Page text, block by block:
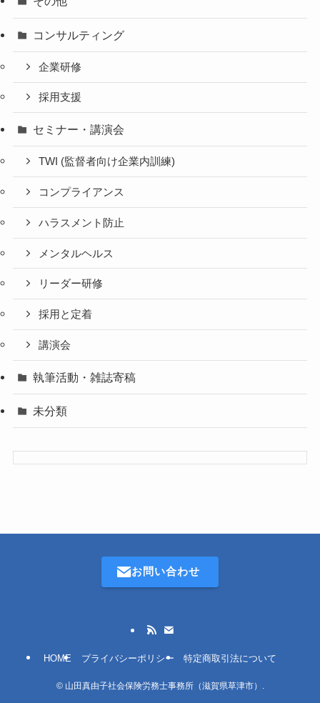
コンサルティング
企業研修
採用支援
セミナー・講演会
TWI (監督者向け企業内訓練)
コンプライアンス
ハラスメント防止
メンタルヘルス
リーダー研修
採用と定着
講演会
執筆活動・雑誌寄稿
未分類
お問い合わせ
HOME プライバシーポリシー 特定商取引法について
©山田真由子社会保険労務士事務所（滋賀県草津市）.